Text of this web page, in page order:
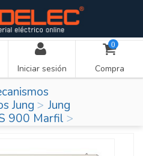
Iniciar sesión
0
Compra
Jung
Jung
900 Marfil